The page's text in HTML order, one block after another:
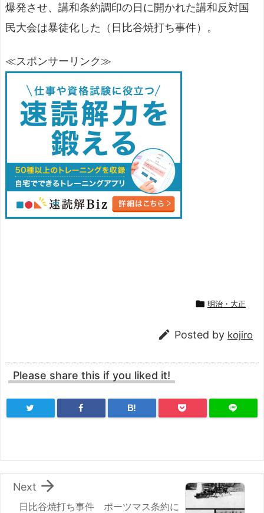
爆発させ、講和条約調印の日に開かれた講和反対国
民大会は暴徒化した（日比谷焼打ち事件）。
≪スポンサーリンク≫
 明治・大正
 Posted by kojiro
Please share this if you liked it!
B!
日比谷焼打ち事件 ポーツマス条約に

Next